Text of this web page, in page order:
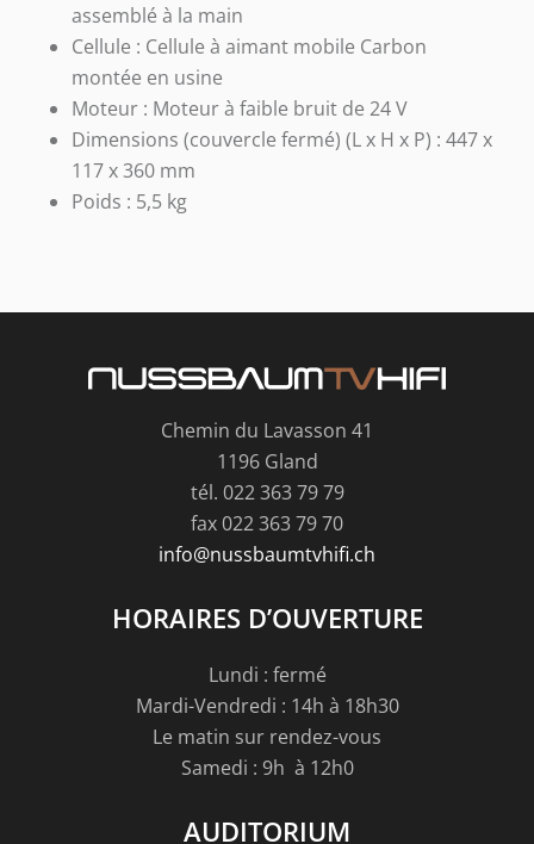
assemblé à la main
Cellule : Cellule à aimant mobile Carbon
montée en usine
Moteur : Moteur à faible bruit de 24 V
Dimensions (couvercle fermé) (L x H x P) : 447 x
117 x 360 mm
Poids : 5,5 kg
Chemin du Lavasson 41
1196 Gland
tél. 022 363 79 79
fax 022 363 79 70
info@nussbaumtvhifi.ch
HORAIRES D’OUVERTURE
Lundi : fermé
Mardi-Vendredi : 14h à 18h30
Le matin sur rendez-vous
Samedi : 9h à 12h0
AUDITORIUM